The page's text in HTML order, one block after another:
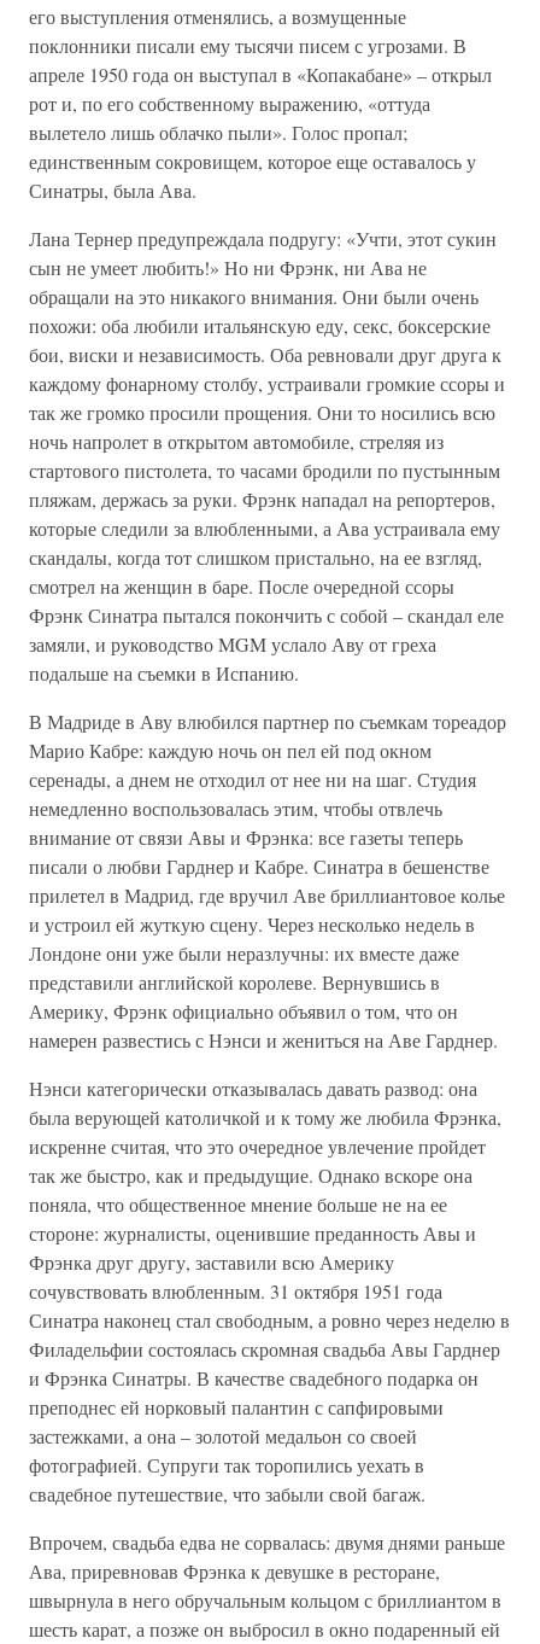
его выступления отменялись, а возмущенные
поклонники писали ему тысячи писем с угрозами. В
апреле 1950 года он выступал в «Копакабане» – открыл
рот и, по его собственному выражению, «оттуда
вылетело лишь облачко пыли». Голос пропал;
единственным сокровищем, которое еще оставалось у
Синатры, была Ава.
Лана Тернер предупреждала подругу: «Учти, этот сукин
сын не умеет любить!» Но ни Фрэнк, ни Ава не
обращали на это никакого внимания. Они были очень
похожи: оба любили итальянскую еду, секс, боксерские
бои, виски и независимость. Оба ревновали друг друга к
каждому фонарному столбу, устраивали громкие ссоры и
так же громко просили прощения. Они то носились всю
ночь напролет в открытом автомобиле, стреляя из
стартового пистолета, то часами бродили по пустынным
пляжам, держась за руки. Фрэнк нападал на репортеров,
которые следили за влюбленными, а Ава устраивала ему
скандалы, когда тот слишком пристально, на ее взгляд,
смотрел на женщин в баре. После очередной ссоры
Фрэнк Синатра пытался покончить с собой – скандал еле
замяли, и руководство MGM услало Аву от греха
подальше на съемки в Испанию.
В Мадриде в Аву влюбился партнер по съемкам тореадор
Марио Кабре: каждую ночь он пел ей под окном
серенады, а днем не отходил от нее ни на шаг. Студия
немедленно воспользовалась этим, чтобы отвлечь
внимание от связи Авы и Фрэнка: все газеты теперь
писали о любви Гарднер и Кабре. Синатра в бешенстве
прилетел в Мадрид, где вручил Аве бриллиантовое колье
и устроил ей жуткую сцену. Через несколько недель в
Лондоне они уже были неразлучны: их вместе даже
представили английской королеве. Вернувшись в
Америку, Фрэнк официально объявил о том, что он
намерен развестись с Нэнси и жениться на Аве Гарднер.
Нэнси категорически отказывалась давать развод: она
была верующей католичкой и к тому же любила Фрэнка,
искренне считая, что это очередное увлечение пройдет
так же быстро, как и предыдущие. Однако вскоре она
поняла, что общественное мнение больше не на ее
стороне: журналисты, оценившие преданность Авы и
Фрэнка друг другу, заставили всю Америку
сочувствовать влюбленным. 31 октября 1951 года
Синатра наконец стал свободным, а ровно через неделю в
Филадельфии состоялась скромная свадьба Авы Гарднер
и Фрэнка Синатры. В качестве свадебного подарка он
преподнес ей норковый палантин с сапфировыми
застежками, а она – золотой медальон со своей
фотографией. Супруги так торопились уехать в
свадебное путешествие, что забыли свой багаж.
Впрочем, свадьба едва не сорвалась: двумя днями раньше
Ава, приревновав Фрэнка к девушке в ресторане,
швырнула в него обручальным кольцом с бриллиантом в
шесть карат, а позже он выбросил в окно подаренный ей